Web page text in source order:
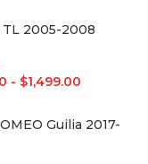
TL 2005-2008
- $1,499.00
Guilia 2017-